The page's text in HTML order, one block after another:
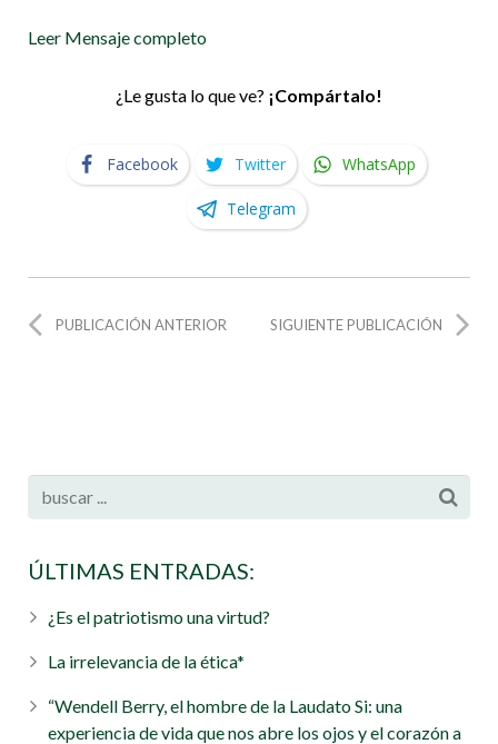
Leer Mensaje completo
¿Le gusta lo que ve? ¡Compártalo!
Facebook Twitter WhatsApp
Telegram
PUBLICACIÓN ANTERIOR SIGUIENTE PUBLICACIÓN
ÚLTIMAS ENTRADAS:
¿Es el patriotismo una virtud?
La irrelevancia de la ética*
“Wendell Berry, el hombre de la Laudato Si: una
experiencia de vida que nos abre los ojos y el corazón a